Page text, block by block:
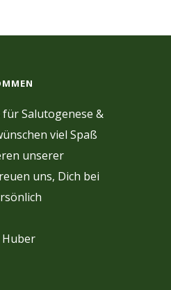
Salutogenese &
viel Spaß
unserer
uns, Dich bei
Huber